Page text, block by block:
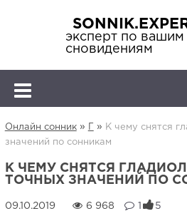
эксперт по вашим
сновидениям
Онлайн сонник» »
К чему снятся
значений по сонникам
К ЧЕМУ СНЯТСЯ
ТОЧНЫХ ЗНАЧЕНИЙ ПО
6 968 1 5